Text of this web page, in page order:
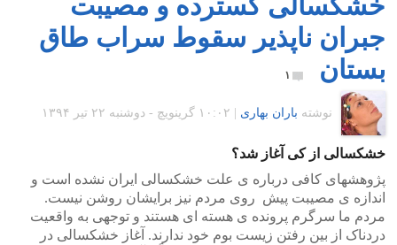
جبران ناپذیر سقوط سراب طاق
بستان
۱
نوشته باران بهاری ۱۰:۰۲ گرينويچ - دوشنبه ۲۲ تیر ۱۳۹۴
خشکسالی از کی آغاز شد؟
پژوهشهای کافی درباره ی علت خشکسالی ایران نشده است و
اندازه ی مصیبت پیش روی مردم نیز برایشان روشن نیست.
مردم ما سرگرم پرونده ی هسته ای هستند و توجهی به واقعیت
دردناک از بین رفتن زیست بوم خود ندارند. آغاز خشکسالی در